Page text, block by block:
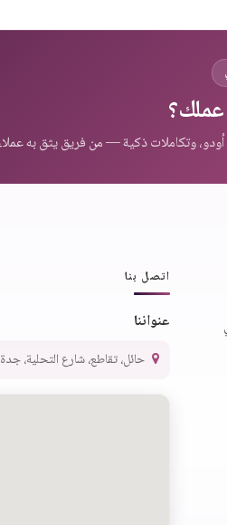
اتصل بنا
عنواننا
حائل، تقاطع، شارع التحلية، جدة 23432